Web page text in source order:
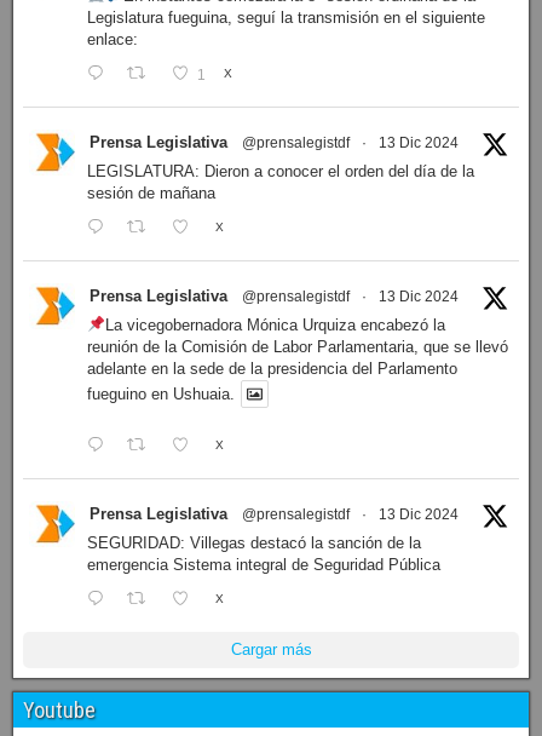
Legislatura fueguina, seguí la transmisión en el siguiente
enlace:
1 X
Prensa Legislativa @prensalegistdf · 13 Dic 2024
LEGISLATURA: Dieron a conocer el orden del día de la
sesión de mañana
X
Prensa Legislativa @prensalegistdf · 13 Dic 2024
La vicegobernadora Mónica Urquiza encabezó la
reunión de la Comisión de Labor Parlamentaria, que se llevó
adelante en la sede de la presidencia del Parlamento
fueguino en Ushuaia.
X
Prensa Legislativa @prensalegistdf · 13 Dic 2024
SEGURIDAD: Villegas destacó la sanción de la
emergencia Sistema integral de Seguridad Pública
X
Cargar más
Youtube